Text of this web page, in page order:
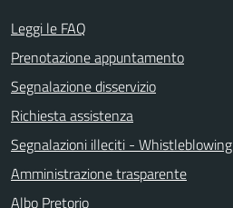
Leggi le FAQ
Prenotazione appuntamento
Segnalazione disservizio
Richiesta assistenza
Segnalazioni illeciti - Whistleblowing
Amministrazione trasparente
Albo Pretorio